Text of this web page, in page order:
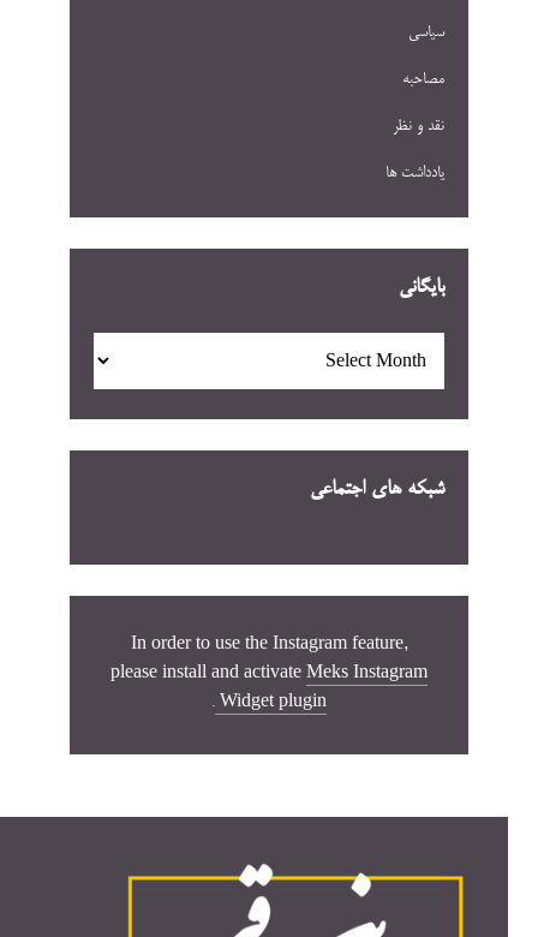
سیاسی
مصاحبه
نقد و نظر
یادداشت ها
بایگانی
شبکه های اجتماعی
In order to use the Instagram feature,
please install and activate Meks Instagram
Widget plugin
.